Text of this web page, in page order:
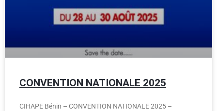
CONVENTION NATIONALE 2025
CIHAPE Bénin – CONVENTION NATIONALE 2025 –